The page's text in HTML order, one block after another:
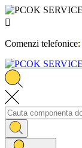

Comenzi telefonice: